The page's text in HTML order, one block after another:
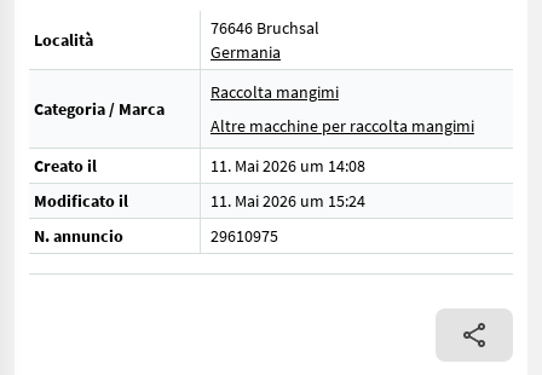
Località
76646 Bruchsal
Germania
Categoria / Marca
Raccolta mangimi
Altre macchine per raccolta mangimi
Creato il
11. Mai 2026 um 14:08
Modificato il
11. Mai 2026 um 15:24
N. annuncio
29610975